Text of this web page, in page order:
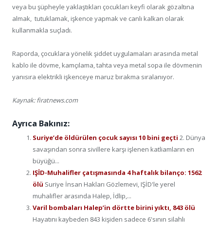
veya bu şüpheyle yaklaştıkları çocukları keyfi olarak gözaltına
almak, tutuklamak, işkence yapmak ve canlı kalkan olarak
kullanmakla suçladı.
Raporda, çocuklara yönelik şiddet uygulamaları arasında metal
kablo ile dövme, kamçılama, tahta veya metal sopa ile dövmenin
yanısıra elektrikli işkenceye maruz bırakma sıralanıyor.
Kaynak: firatnews.com
Ayrıca Bakınız:
Suriye’de öldürülen çocuk sayısı 10 bini geçti 2. Dünya
savaşından sonra sivillere karşı işlenen katliamların en
büyüğü...
IŞİD-Muhalifler çatışmasında 4 haftalık bilanço: 1562
ölü Suriye İnsan Hakları Gözlemevi, IŞİD'le yerel
muhalifler arasında Halep, İdlip,...
Varil bombaları Halep’in dörtte birini yıktı, 843 ölü
Hayatını kaybeden 843 kişiden sadece 6'sının silahlı